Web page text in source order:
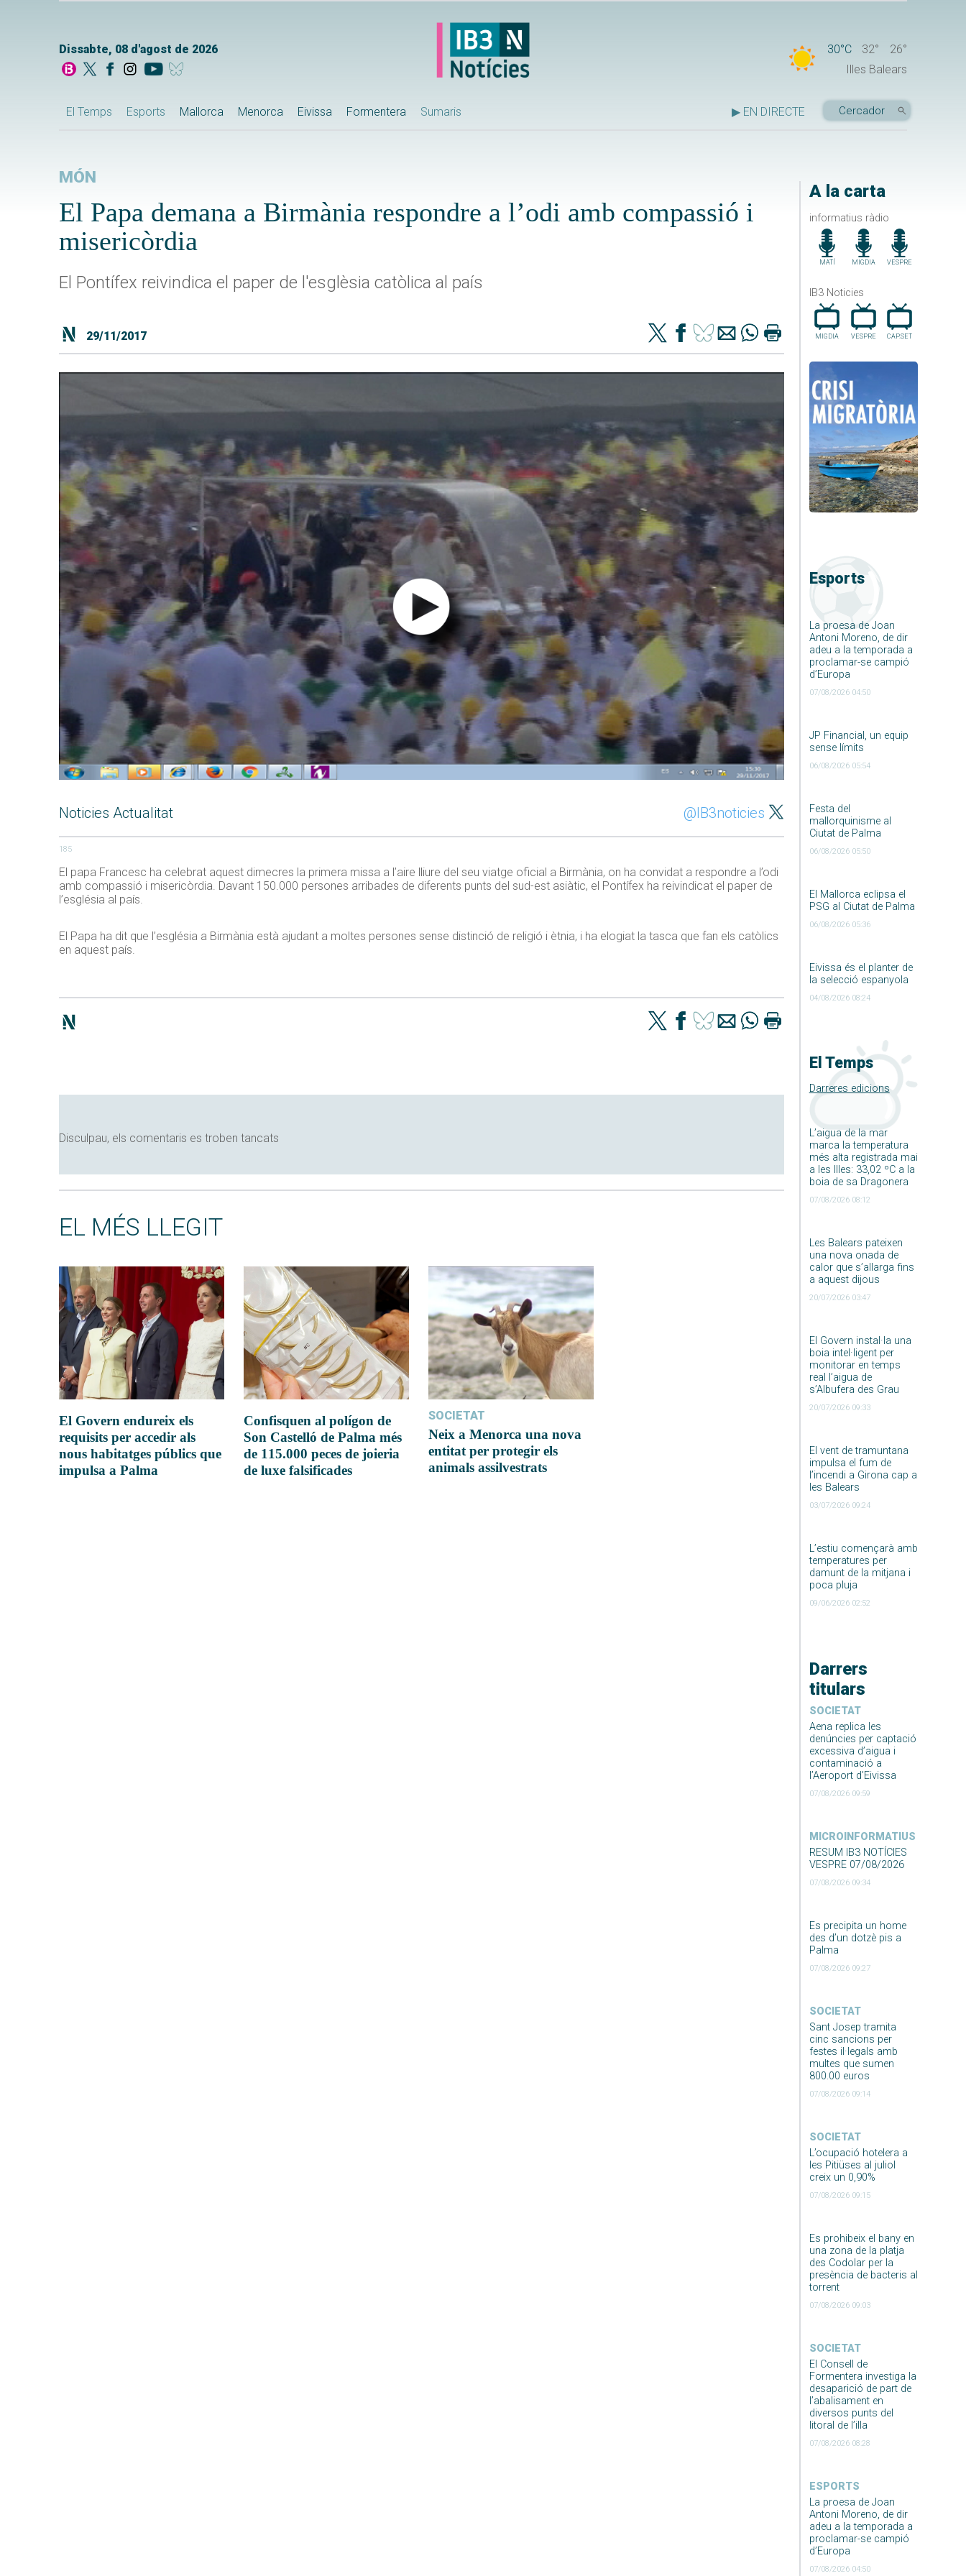
Dissabte, 08 d'agost de 2026 30°C 32°
26°
Illes Balears
El Temps Esports Mallorca Menorca Eivissa Formentera Sumaris ▶ EN DIRECTE
A la carta
informatius ràdio
MATÍ MIGDIA VESPRE
IB3 Noticies
MIGDIA VESPRE CAP.SET
Esports
La proesa de Joan
Antoni Moreno, de dir
adeu a la temporada a
proclamar-se campió
d’Europa
07/08/2026 04:50
JP Financial, un equip
sense límits
06/08/2026 05:54
Festa del
mallorquinisme al
Ciutat de Palma
06/08/2026 05:50
El Mallorca eclipsa el
PSG al Ciutat de Palma
06/08/2026 05:36
Eivissa és el planter de
la selecció espanyola
04/08/2026 08:24
El Temps
Darreres edicions
L’aigua de la mar
marca la temperatura
més alta registrada mai
a les Illes: 33,02 ºC a la
boia de sa Dragonera
07/08/2026 08:12
Les Balears pateixen
una nova onada de
calor que s’allarga fins
a aquest dijous
20/07/2026 03:47
El Govern instal·la una
boia intel·ligent per
monitorar en temps
real l’aigua de
s’Albufera des Grau
20/07/2026 09:33
El vent de tramuntana
impulsa el fum de
l’incendi a Girona cap a
les Balears
03/07/2026 09:24
L’estiu començarà amb
temperatures per
damunt de la mitjana i
poca pluja
09/06/2026 02:52
Darrers
titulars
SOCIETAT
Aena replica les
denúncies per captació
excessiva d’aigua i
contaminació a
l’Aeroport d’Eivissa
07/08/2026 09:59
MICROINFORMATIUS
RESUM IB3 NOTÍCIES
VESPRE 07/08/2026
07/08/2026 09:34
Es precipita un home
des d’un dotzè pis a
Palma
07/08/2026 09:27
SOCIETAT
Sant Josep tramita
cinc sancions per
festes il·legals amb
multes que sumen
800.00 euros
07/08/2026 09:14
SOCIETAT
L’ocupació hotelera a
les Pitiüses al juliol
creix un 0,90%
07/08/2026 09:15
Es prohibeix el bany en
una zona de la platja
des Codolar per la
presència de bacteris al
torrent
07/08/2026 09:03
SOCIETAT
El Consell de
Formentera investiga la
desaparició de part de
l’abalisament en
diversos punts del
litoral de l’illa
07/08/2026 08:28
ESPORTS
La proesa de Joan
Antoni Moreno, de dir
adeu a la temporada a
proclamar-se campió
d’Europa
07/08/2026 04:50
MÓN
El Papa demana a Birmània respondre a l’odi amb compassió i
misericòrdia
El Pontífex reivindica el paper de l'esglèsia catòlica al país
29/11/2017
Noticies Actualitat @IB3noticies
185
El papa Francesc ha celebrat aquest dimecres la primera missa a l’aire lliure del seu viatge oficial a Birmània, on ha convidat a respondre a l’odi
amb compassió i misericòrdia. Davant 150.000 persones arribades de diferents punts del sud-est asiàtic, el Pontífex ha reivindicat el paper de
l’església al país.
El Papa ha dit que l’església a Birmània està ajudant a moltes persones sense distinció de religió i ètnia, i ha elogiat la tasca que fan els catòlics
en aquest país.
Disculpau, els comentaris es troben tancats
EL MÉS LLEGIT
El Govern endureix els
requisits per accedir als
nous habitatges públics que
impulsa a Palma
Confisquen al polígon de
Son Castelló de Palma més
de 115.000 peces de joieria
de luxe falsificades
SOCIETAT
Neix a Menorca una nova
entitat per protegir els
animals assilvestrats